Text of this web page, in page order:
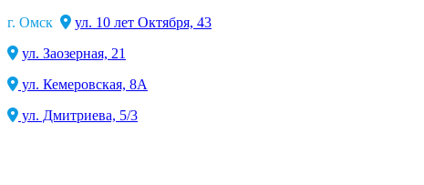
г. Омск
ул. 10 лет Октября, 43
ул. Заозерная, 21
ул. Кемеровская, 8А
ул. Дмитриева, 5/3